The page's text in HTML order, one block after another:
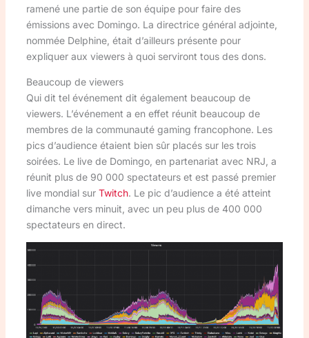
ramené une partie de son équipe pour faire des
émissions avec Domingo. La directrice général adjointe,
nommée Delphine, était d’ailleurs présente pour
expliquer aux viewers à quoi serviront tous des dons.
Beaucoup de viewers
Qui dit tel événement dit également beaucoup de
viewers. L’événement a en effet réunit beaucoup de
membres de la communauté gaming francophone. Les
pics d’audience étaient bien sûr placés sur les trois
soirées. Le live de Domingo, en partenariat avec NRJ, a
réunit plus de 90 000 spectateurs et est passé premier
live mondial sur Twitch. Le pic d’audience a été atteint
dimanche vers minuit, avec un peu plus de 400 000
spectateurs en direct.